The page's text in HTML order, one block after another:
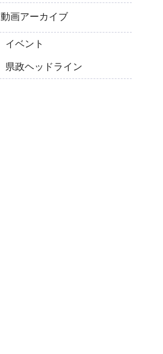
動画アーカイブ
イベント
県政ヘッドライン